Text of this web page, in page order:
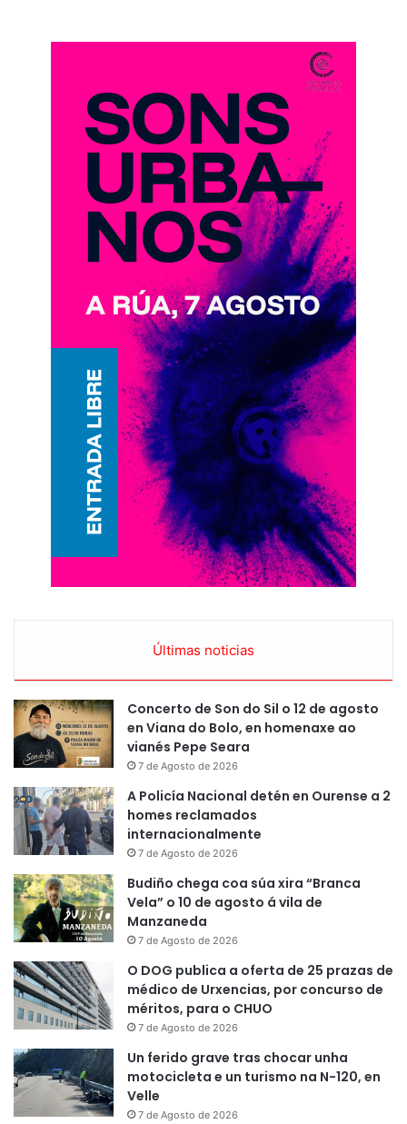
Últimas noticias
Concerto de Son do Sil o 12 de agosto
en Viana do Bolo, en homenaxe ao
vianés Pepe Seara
7 de Agosto de 2026
A Policía Nacional detén en Ourense a 2
homes reclamados
internacionalmente
7 de Agosto de 2026
Budiño chega coa súa xira “Branca
Vela” o 10 de agosto á vila de
Manzaneda
7 de Agosto de 2026
O DOG publica a oferta de 25 prazas de
médico de Urxencias, por concurso de
méritos, para o CHUO
7 de Agosto de 2026
Un ferido grave tras chocar unha
motocicleta e un turismo na N-120, en
Velle
7 de Agosto de 2026